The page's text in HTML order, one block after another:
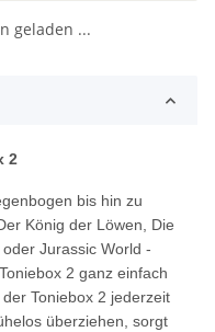
geladen ...
2
bis hin zu
König der Löwen, Die
Jurassic World -
2 ganz einfach
Toniebox 2 jederzeit
überziehen, sorgt